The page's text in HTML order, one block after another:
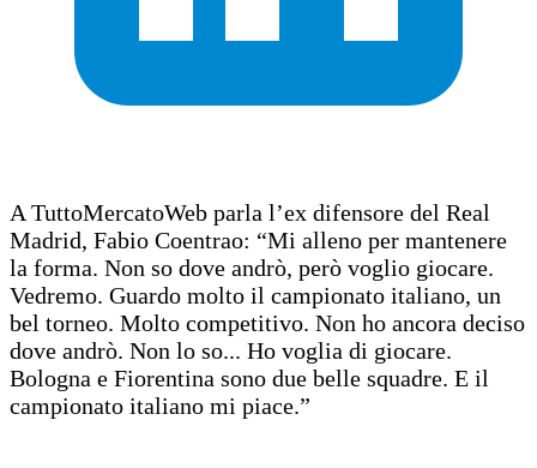
A TuttoMercatoWeb parla l’ex difensore del Real
Madrid, Fabio Coentrao: “Mi alleno per mantenere
la forma. Non so dove andrò, però voglio giocare.
Vedremo. Guardo molto il campionato italiano, un
bel torneo. Molto competitivo. Non ho ancora deciso
dove andrò. Non lo so... Ho voglia di giocare.
Bologna e Fiorentina sono due belle squadre. E il
campionato italiano mi piace.”